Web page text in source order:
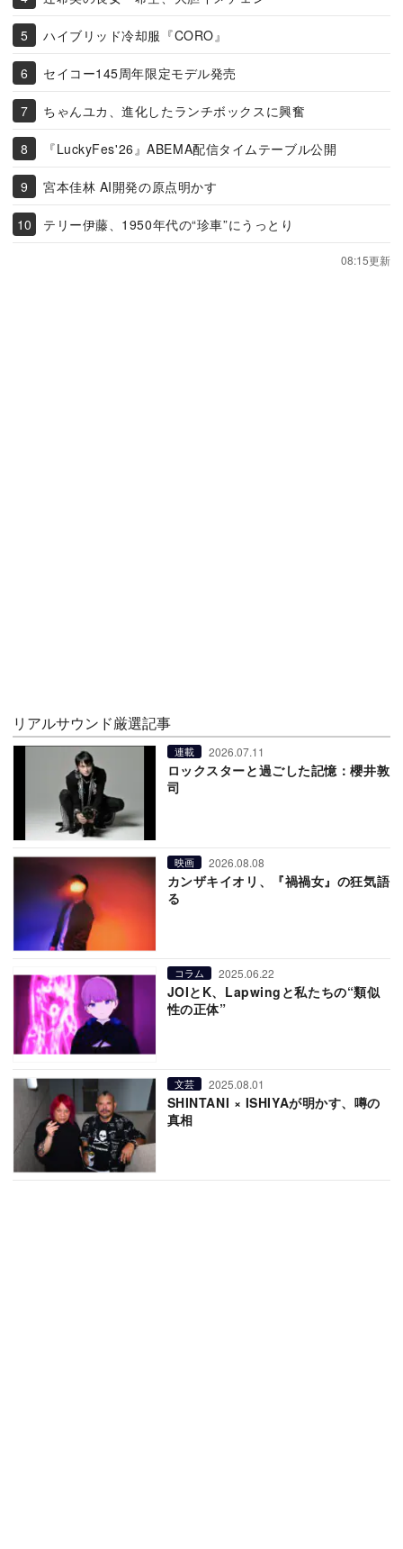
ハイブリッド冷却服『CORO』
セイコー145周年限定モデル発売
ちゃんユカ、進化したランチボックスに興奮
『LuckyFes'26』ABEMA配信タイムテーブル公開
宮本佳林 AI開発の原点明かす
テリー伊藤、1950年代の“珍車”にうっとり
08:15更新
リアルサウンド厳選記事
連載 2026.07.11
ロックスターと過ごした記憶：櫻井敦
司
映画 2026.08.08
カンザキイオリ、『禍禍女』の狂気語
る
コラム 2025.06.22
JOIとK、Lapwingと私たちの“類似
性の正体”
文芸 2025.08.01
SHINTANI × ISHIYAが明かす、噂の
真相